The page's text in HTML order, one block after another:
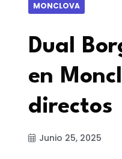
MONCLOVA
Dual
en
directos
Junio 25, 2025